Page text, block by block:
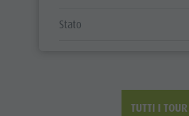
Stato
TUTTI I TOUR